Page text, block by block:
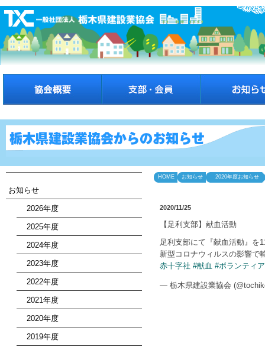
お知らせ
2026年度
2025年度
2024年度
2023年度
2022年度
2021年度
2020年度
2019年度
HOME お知らせ 2020年度お知らせ
2020/11/25
【足利支部】献血活動
足利支部にて『献血活動』を
新型コロナウィルスの影響で
赤十字社 #献血 #ボランティア
— 栃木県建設業協会